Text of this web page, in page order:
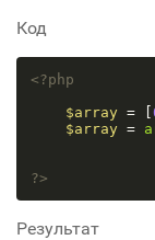
Код
<?php
$array = [
$array =
?>
Результат